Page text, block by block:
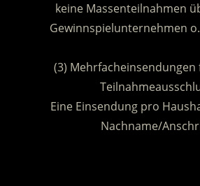
keine Massenteilnahmen
Gewinnspielunternehmen
(3) Mehrfacheinsendungen
Eine Einsendung pro
Nachname/